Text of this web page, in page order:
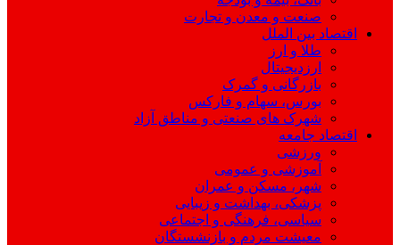
صنعت و معدن و تجارت
اقتصاد بین الملل
طلا و ارز
ارزدیجیتال
بازرگانی و گمرک
بورس، سهام و فارکس
شهرک های صنعتی و مناطق آزاد
اقتصاد جامعه
ورزشی
آموزشی و عمومی
شهر، مسکن و عمران
پزشکی، بهداشت و زیبایی
سیاسی، فرهنگی و اجتماعی
معیشت مردم و بازنشستگان